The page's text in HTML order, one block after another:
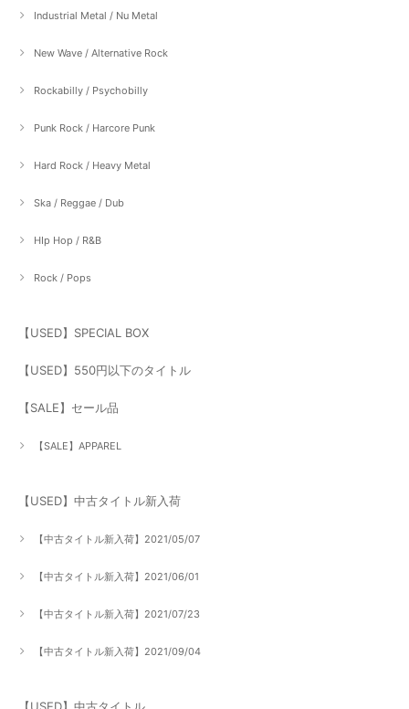
Industrial Metal / Nu Metal
New Wave / Alternative Rock
Rockabilly / Psychobilly
Punk Rock / Harcore Punk
Hard Rock / Heavy Metal
Ska / Reggae / Dub
HIp Hop / R&B
Rock / Pops
【USED】SPECIAL BOX
【USED】550円以下のタイトル
【SALE】セール品
【SALE】APPAREL
【USED】中古タイトル新入荷
【中古タイトル新入荷】2021/05/07
【中古タイトル新入荷】2021/06/01
【中古タイトル新入荷】2021/07/23
【中古タイトル新入荷】2021/09/04